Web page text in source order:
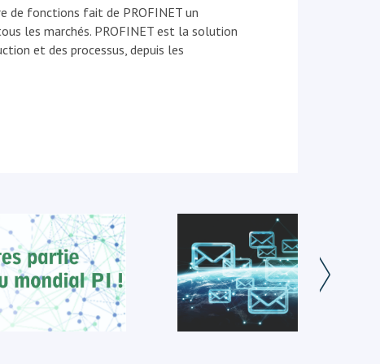
de fonctions fait de PROFINET un
les marchés. PROFINET est la solution
et des processus, depuis les